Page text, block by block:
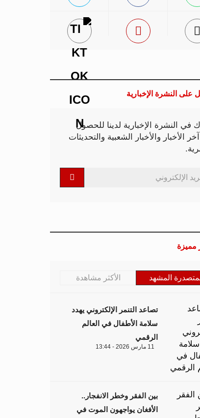
على النشرة الإخبارية
في النشرة الإخبارية لدينا للحصول
الأخبار والأخبار الشعبية والتحديثات
مميزة
المشهد الأكثر مشاهدة
تصاعد التنمر الإلكتروني يهدد
سلامة الأطفال في العالم
الرقمي
11 مارس 2026 - 13:44
بين الفقر وخطر الانفجار..
الأفغان يواجهون الموت في